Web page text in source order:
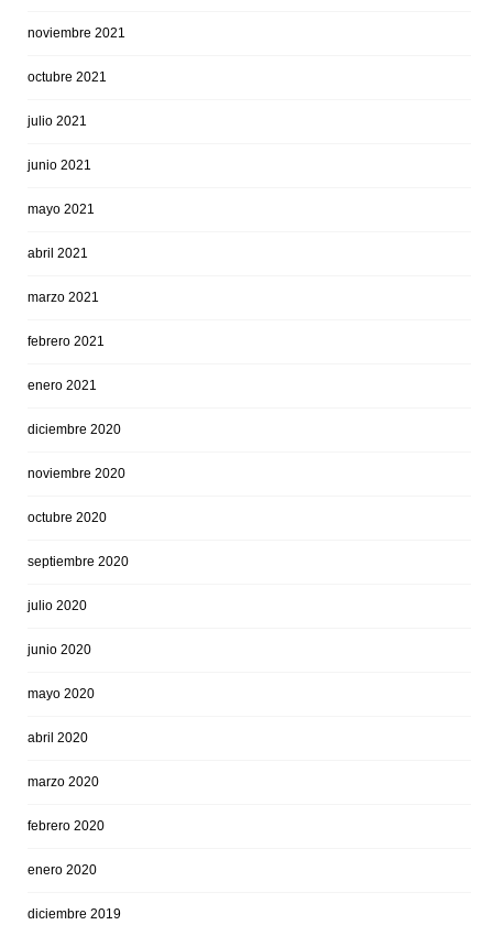
noviembre 2021
octubre 2021
julio 2021
junio 2021
mayo 2021
abril 2021
marzo 2021
febrero 2021
enero 2021
diciembre 2020
noviembre 2020
octubre 2020
septiembre 2020
julio 2020
junio 2020
mayo 2020
abril 2020
marzo 2020
febrero 2020
enero 2020
diciembre 2019